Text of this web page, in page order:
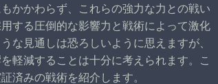
かかわらず、これらの強力な力との戦い
する圧倒的な影響力と戦術によって激化
な見通しは恐ろしいように思えますが、
軽減することは十分に考えられます。こ
済みの戦術を紹介します。